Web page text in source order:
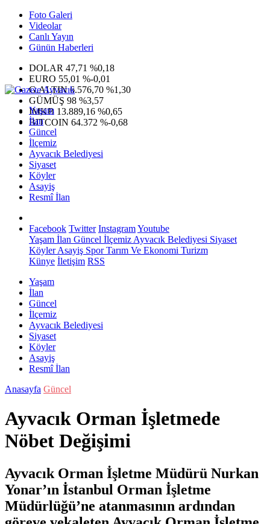
Foto Galeri
Videolar
Canlı Yayın
Günün Haberleri
DOLAR 47,71 %0,18
EURO 55,01 %-0,01
G.ALTIN6.576,70 %1,30
GÜMÜŞ 98 %3,57
IMKB 13.889,16 %0,65
BITCOIN 64.372 %-0,68
Yaşam
İlan
Güncel
İlçemiz
Ayvacık Belediyesi
Siyaset
Köyler
Asayiş
Resmî İlan
Facebook Twitter InstagramYoutube
Yaşam İlan Güncel İlçemiz Ayvacık Belediyesi Siyaset
KöylerAsayiş SporTarım Ve Ekonomi Turizm
Künye İletişim RSS
Yaşam
İlan
Güncel
İlçemiz
Ayvacık Belediyesi
Siyaset
Köyler
Asayiş
Resmî İlan
Anasayfa Güncel
Ayvacık Orman İşletmede
Nöbet Değişimi
Ayvacık Orman İşletme Müdürü Nurkan
Yonar’ın İstanbul Orman İşletme
Müdürlüğü’ne atanmasının ardından